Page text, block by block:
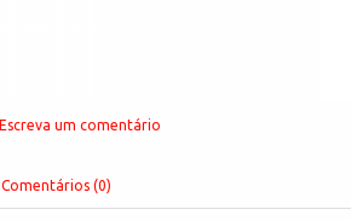
Escreva um comentário
Comentários (0)